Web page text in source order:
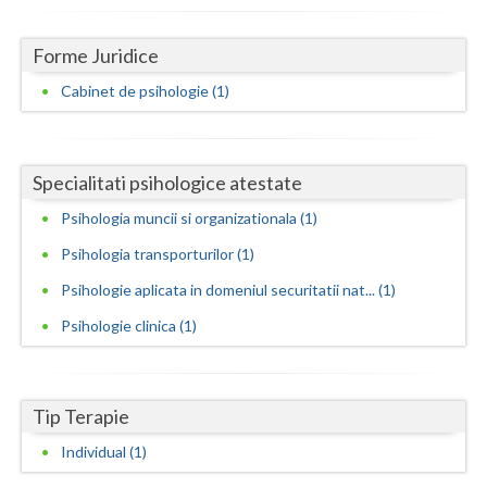
Hunedoara
Iasi
Ilfov
Maramures
Mehedinti
Mures
Olt
Prahova
Forme Juridice
Cabinet de psihologie (1)
Specialitati psihologice atestate
Psihologia muncii si organizationala (1)
Psihologia transporturilor (1)
Psihologie aplicata in domeniul securitatii nat... (1)
Psihologie clinica (1)
Tip Terapie
Individual (1)